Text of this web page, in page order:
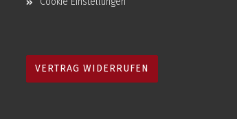
VERTRAG WIDERRUFEN